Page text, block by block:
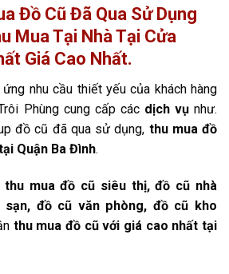
Đồ Cũ Đã Qua Sử Dụng
Mua Tại Nhà Tại Cửa
Giá Cao Nhất.
nhu cầu thiết yếu của khách hàng
Phùng cung cấp các dịch vụnhư.
đồ cũ đã qua sử dụng, thu mua đồ
Quận Ba Đình.
thu mua đồ cũ siêu thị, đồ cũ nhà
sạn, đồ cũ văn phòng, đồ cũ kho
thu mua đồ cũ với giá cao nhất tại